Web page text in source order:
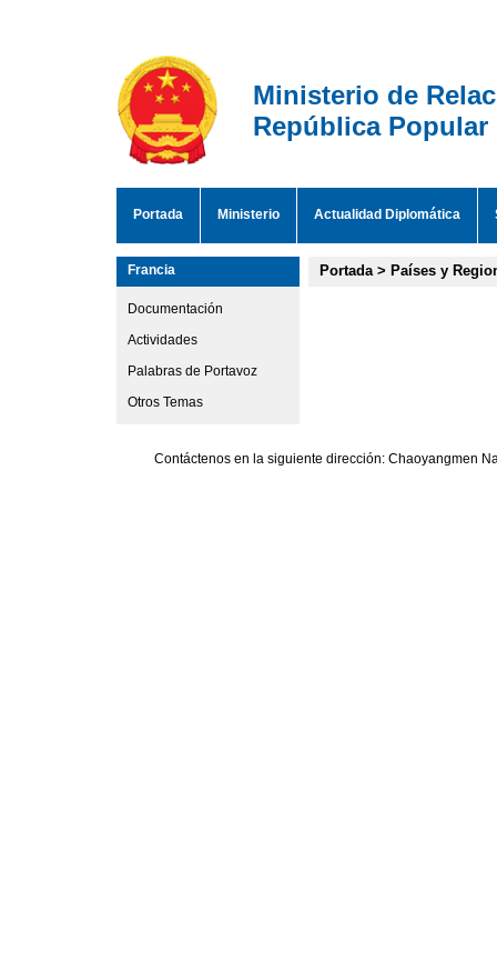
Ministerio de
República Popular
Portada Ministerio Actualidad Diplomática
Francia
Documentación
Actividades
Palabras de Portavoz
Otros Temas
Portada> Países y
Contáctenos en la siguiente dirección: Chaoyangmen